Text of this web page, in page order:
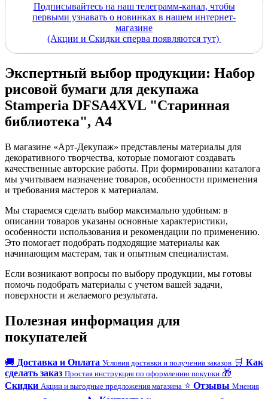
Подписывайтесь на наш телеграмм-канал, чтобы
первыми узнавать о новинках в нашем интернет-
магазине
(Акции и Скидки сперва появляются тут)
Экспертный выбор продукции: Набор
рисовой бумаги для декупажа
Stamperia DFSA4XVL "Старинная
библиотека", А4
В магазине «Арт-Декупаж» представлены материалы для
декоративного творчества, которые помогают создавать
качественные авторские работы. При формировании каталога
мы учитываем назначение товаров, особенности применения
и требования мастеров к материалам.
Мы стараемся сделать выбор максимально удобным: в
описании товаров указаны основные характеристики,
особенности использования и рекомендации по применению.
Это помогает подобрать подходящие материалы как
начинающим мастерам, так и опытным специалистам.
Если возникают вопросы по выбору продукции, мы готовы
помочь подобрать материалы с учетом вашей задачи,
поверхности и желаемого результата.
Полезная информация для
покупателей
🚚 Доставка и Оплата Условия доставки и получения заказов 🛒 Как
сделать заказ Простая инструкция по оформлению покупки 🎁
Скидки Акции и выгодные предложения магазина ⭐ Отзывы Мнения